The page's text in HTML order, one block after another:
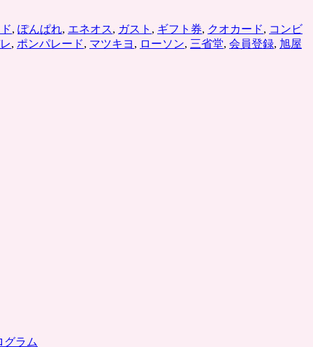
フ
ォ
, ぽんぱれ, エネオス, ガスト , ギフト券, クオカード, コンビ
, ポンパレード, マツキヨ , ローソン, 三省堂, 会員登録, 旭屋
グラム